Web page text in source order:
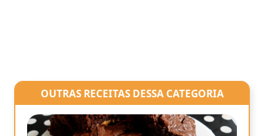
OUTRAS RECEITAS DESSA CATEGORIA